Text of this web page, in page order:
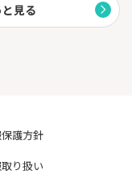
見る
護方針
り扱い